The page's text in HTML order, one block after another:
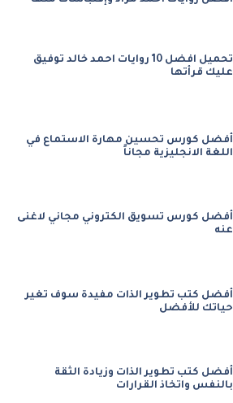
تحميل افضل 10 روايات احمد خالد توفيق
عليك قرأتها
أفضل كورس تحسين مهارة الاستماع في
اللغة الانجليزية مجاناً
أفضل كورس تسويق الكتروني مجاني لاغنى
عنه
أفضل كتب تطوير الذات مفيدة سوف تغير
حياتك للأفضل
أفضل كتب تطوير الذات وزيادة الثقة
بالنفس واتخاذ القرارات